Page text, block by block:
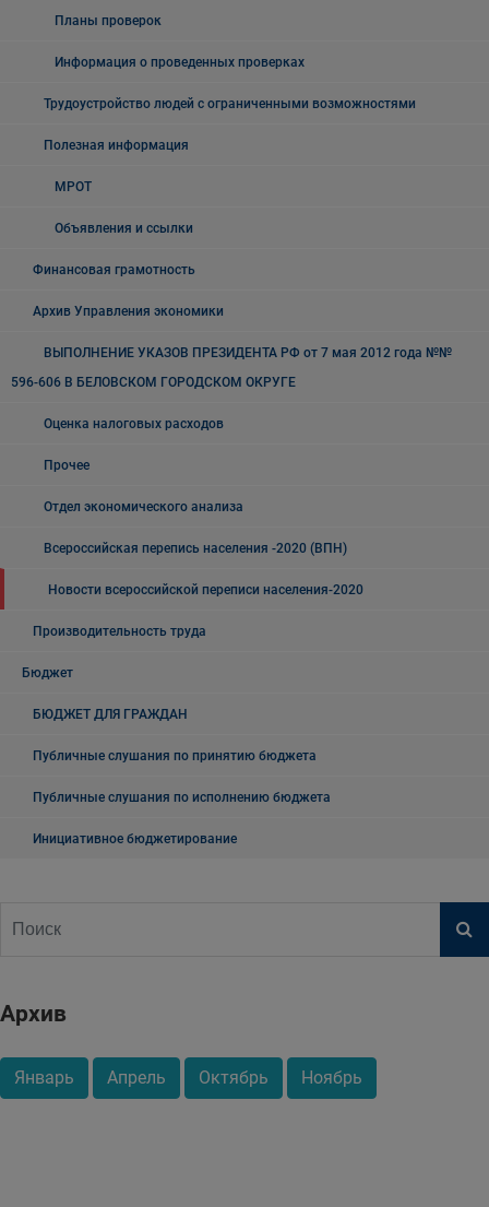
Планы проверок
Информация о проведенных проверках
Трудоустройство людей с ограниченными возможностями
Полезная информация
МРОТ
Объявления и ссылки
Финансовая грамотность
Архив Управления экономики
ВЫПОЛНЕНИЕ УКАЗОВ ПРЕЗИДЕНТА РФ от 7 мая 2012 года №№
596-606 В БЕЛОВСКОМ ГОРОДСКОМ ОКРУГЕ
Оценка налоговых расходов
Прочее
Отдел экономического анализа
Всероссийская перепись населения -2020 (ВПН)
Новости всероссийской переписи населения-2020
Производительность труда
Бюджет
БЮДЖЕТ ДЛЯ ГРАЖДАН
Публичные слушания по принятию бюджета
Публичные слушания по исполнению бюджета
Инициативное бюджетирование
Архив
Январь Апрель Октябрь Ноябрь